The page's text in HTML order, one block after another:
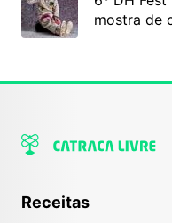
mostra de
Receitas